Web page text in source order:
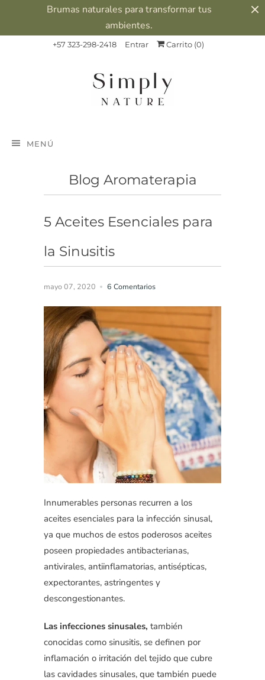
Brumas naturales para transformar tus
ambientes.
+57 323-298-2418 Entrar Carrito (0)
MENÚ
Blog Aromaterapia
5 Aceites Esenciales para
la Sinusitis
mayo 07, 2020 6 Comentarios
Innumerables personas recurren a los
aceites esenciales para la infección sinusal,
ya que muchos de estos poderosos aceites
poseen propiedades antibacterianas,
antivirales, antiinflamatorias, antisépticas,
expectorantes, astringentes y
descongestionantes.
Las infecciones sinusales, también
conocidas como sinusitis, se definen por
inflamación o irritación del tejido que cubre
las cavidades sinusales, que también puede